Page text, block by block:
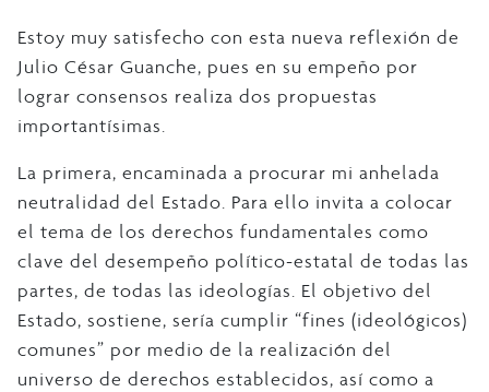
Estoy muy satisfecho con esta nueva reflexión de
Julio César Guanche, pues en su empeño por
lograr consensos realiza dos propuestas
importantísimas.
La primera, encaminada a procurar mi anhelada
neutralidad del Estado. Para ello invita a colocar
el tema de los derechos fundamentales como
clave del desempeño político-estatal de todas las
partes, de todas las ideologías. El objetivo del
Estado, sostiene, sería cumplir “fines (ideológicos)
comunes” por medio de la realización del
universo de derechos establecidos, así como a